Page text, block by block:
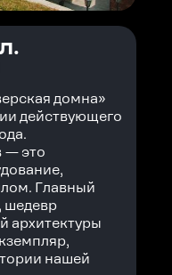
домна»
действующего
— это
Главный
шедевр
архитектуры
нашей